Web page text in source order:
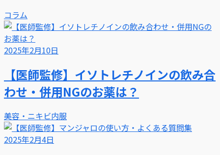
コラム
2025年2月10日
【医師監修】イソトレチノインの飲み合
わせ・併用NGのお薬は？
美容・ニキビ内服
2025年2月4日